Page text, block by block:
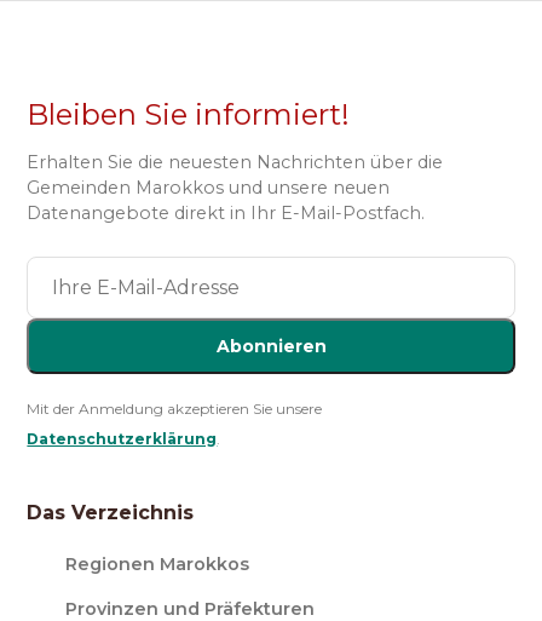
Bleiben Sie informiert!
Erhalten Sie die neuesten Nachrichten über die
Gemeinden Marokkos und unsere neuen
Datenangebote direkt in Ihr E-Mail-Postfach.
Abonnieren
Mit der Anmeldung akzeptieren Sie unsere
Datenschutzerklärung.
Das Verzeichnis
Regionen Marokkos
Provinzen und Präfekturen